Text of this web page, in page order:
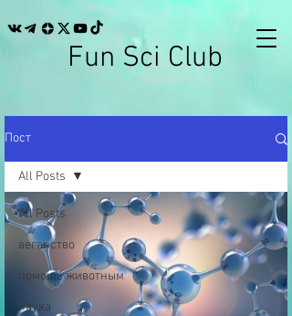
Fun Sci Club
Пост
All Posts
веганство
помощь животным
наука
All Posts